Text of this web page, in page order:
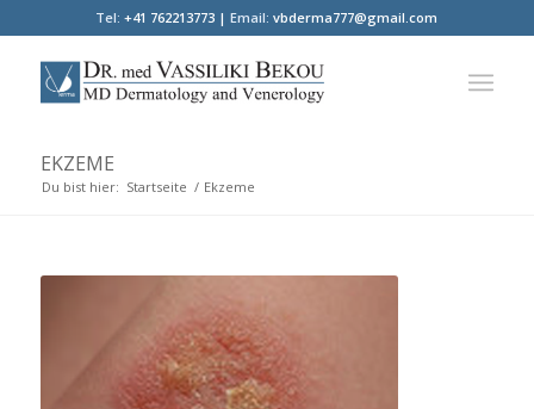
Tel: +41 762213773 |Email: vbderma777@gmail.com
EKZEME
Du bist hier: Startseite / Ekzeme